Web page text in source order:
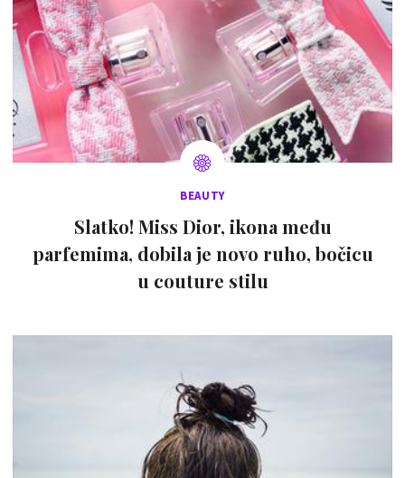
BEAUTY
Slatko! Miss Dior, ikona među
parfemima, dobila je novo ruho, bočicu
u couture stilu